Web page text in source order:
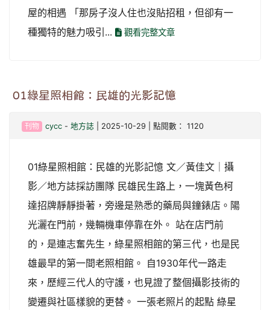
屋的相遇 「那房子沒人住也沒貼招租，但卻有一
種獨特的魅力吸引...
觀看完整文章
01綠星照相館：民雄的光影記憶
刊物 cycc- 地方誌 | 2025-10-29 | 點閱數： 1120
01綠星照相館：民雄的光影記憶 文／黃佳文｜攝
影／地方誌採訪團隊 民雄民生路上，一塊黃色柯
達招牌靜靜掛著，旁邊是熟悉的藥局與鐘錶店。陽
光灑在門前，幾輛機車停靠在外。 站在店門前
的，是連志奮先生，綠星照相館的第三代，也是民
雄最早的第一間老照相館。 自1930年代一路走
來，歷經三代人的守護，也見證了整個攝影技術的
變遷與社區樣貌的更替。 一張老照片的起點 綠星